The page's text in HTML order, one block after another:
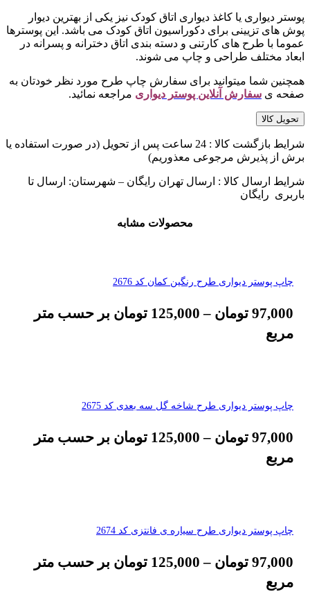
پوستر دیواری یا کاغذ دیواری اتاق کودک نیز یکی از بهترین دیوار
پوش های تزیینی برای دکوراسیون اتاق کودک می باشد. این پوسترها
عموما با طرح های کارتنی و دسته بندی اتاق دخترانه و پسرانه در
ابعاد مختلف طراحی و چاپ می شوند.
همچنین شما میتوانید برای سفارش چاپ طرح مورد نظر خودتان به
صفحه ی سفارش آنلاین پوستر دیواری مراجعه نمائید.
تحویل کالا
شرایط بازگشت کالا : 24 ساعت پس از تحویل (در صورت استفاده یا
برش از پذیرش مرجوعی معذوریم)
شرایط ارسال کالا : ارسال تهران رایگان – شهرستان: ارسال تا
باربری رایگان
محصولات مشابه
چاپ پوستر دیواری طرح رنگین کمان کد 2676
97,000 تومان –
125,000 تومان بر حسب متر
مربع
چاپ پوستر دیواری طرح شاخه گل سه بعدی کد 2675
97,000 تومان –
125,000 تومان بر حسب متر
مربع
چاپ پوستر دیواری طرح سیاره ی فانتزی کد 2674
97,000 تومان –
125,000 تومان بر حسب متر
مربع